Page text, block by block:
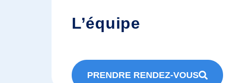
L’équipe
PRENDRE RENDEZ-VOUS